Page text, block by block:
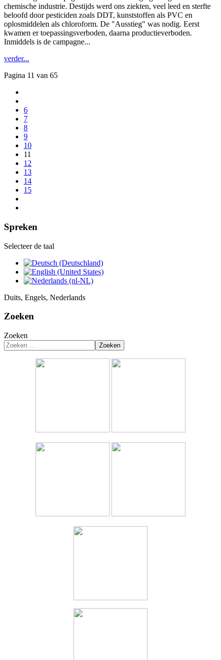
chemische industrie. Destijds werd ons ziekten, veel leed en sterfte
beloofd door pesticiden zoals DDT, kunststoffen als PVC en
oplosmiddelen als chloroform. De "Ausstieg" was nodig. Eerst
kwamen er toepassingsverboden, daarna productieverboden.
Inmiddels is de campagne...
verder...
Pagina 11 van 65
6
7
8
9
10
11
12
13
14
15
Spreken
Selecteer de taal
Duits, Engels, Nederlands
Zoeken
Zoeken
Zoeken